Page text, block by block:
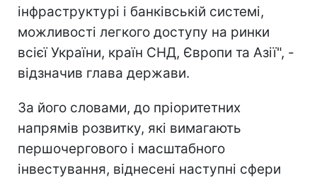
інфраструктурі і банківській системі,
можливості легкого доступу на ринки
всієї України, країн СНД, Європи та Азії", -
відзначив глава держави.
За його словами, до пріоритетних
напрямів розвитку, які вимагають
першочергового і масштабного
інвестування, віднесені наступні сфери